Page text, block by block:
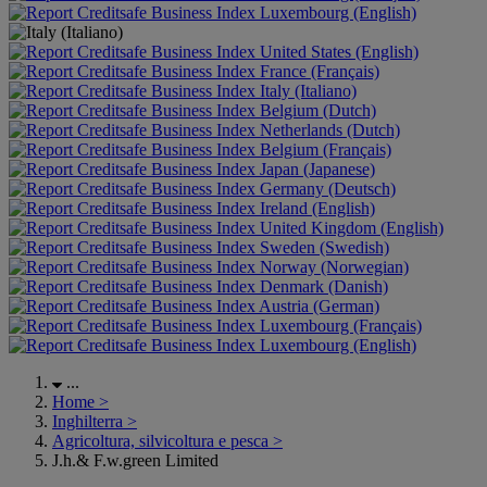
Luxembourg (English)
United States (English)
France (Français)
Italy (Italiano)
Belgium (Dutch)
Netherlands (Dutch)
Belgium (Français)
Japan (Japanese)
Germany (Deutsch)
Ireland (English)
United Kingdom (English)
Sweden (Swedish)
Norway (Norwegian)
Denmark (Danish)
Austria (German)
Luxembourg (Français)
Luxembourg (English)
...
Home >
Inghilterra >
Agricoltura, silvicoltura e pesca >
J.h.& F.w.green Limited